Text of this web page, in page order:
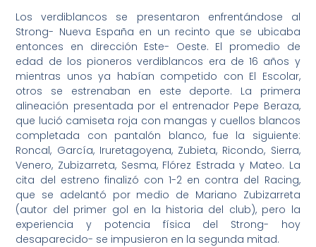
Los verdiblancos se presentaron enfrentándose al
Strong- Nueva España en un recinto que se ubicaba
entonces en dirección Este- Oeste. El promedio de
edad de los pioneros verdiblancos era de 16 años y
mientras unos ya habían competido con El Escolar,
otros se estrenaban en este deporte. La primera
alineación presentada por el entrenador Pepe Beraza,
que lució camiseta roja con mangas y cuellos blancos
completada con pantalón blanco, fue la siguiente:
Roncal, García, Iruretagoyena, Zubieta, Ricondo, Sierra,
Venero, Zubizarreta, Sesma, Flórez Estrada y Mateo. La
cita del estreno finalizó con 1-2 en contra del Racing,
que se adelantó por medio de Mariano Zubizarreta
(autor del primer gol en la historia del club), pero la
experiencia y potencia física del Strong- hoy
desaparecido- se impusieron en la segunda mitad.